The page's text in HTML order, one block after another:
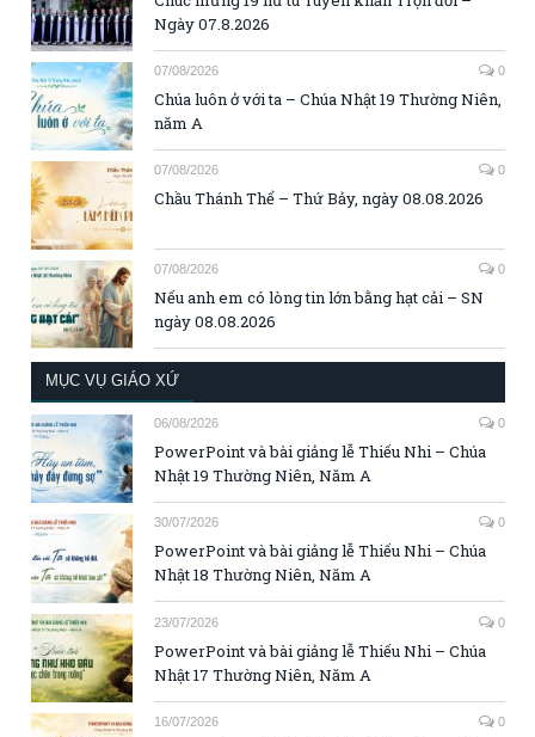
Ngày 07.8.2026
07/08/2026 0
Chúa luôn ở với ta – Chúa Nhật 19 Thường Niên,
năm A
07/08/2026 0
Chầu Thánh Thể – Thứ Bảy, ngày 08.08.2026
07/08/2026 0
Nếu anh em có lòng tin lớn bằng hạt cải – SN
ngày 08.08.2026
MỤC VỤ GIÁO XỨ
06/08/2026 0
PowerPoint và bài giảng lễ Thiếu Nhi – Chúa
Nhật 19 Thường Niên, Năm A
30/07/2026 0
PowerPoint và bài giảng lễ Thiếu Nhi – Chúa
Nhật 18 Thường Niên, Năm A
23/07/2026 0
PowerPoint và bài giảng lễ Thiếu Nhi – Chúa
Nhật 17 Thường Niên, Năm A
16/07/2026 0